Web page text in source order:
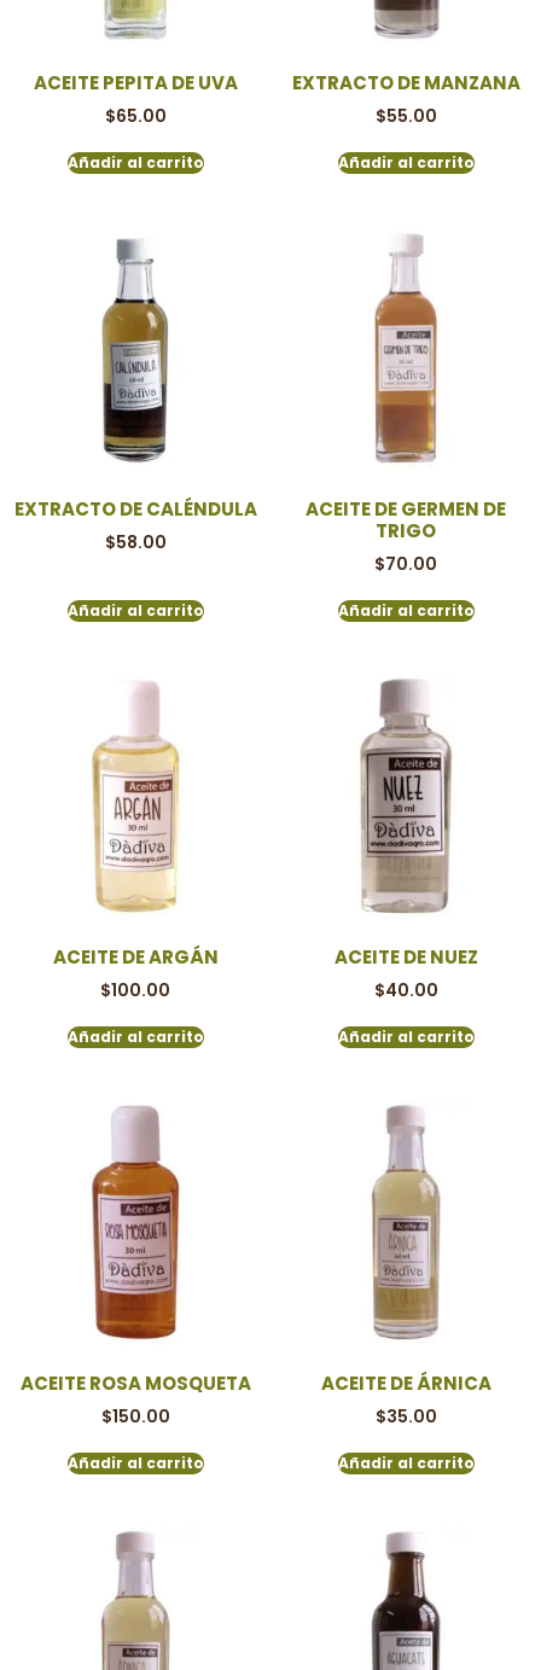
ACEITE PEPITA DE UVA
$65.00
Añadir al carrito
EXTRACTO DE MANZANA
$55.00
Añadir al carrito
EXTRACTO DE CALÉNDULA
$58.00
Añadir al carrito
ACEITE DE GERMEN DE
TRIGO
$70.00
Añadir al carrito
ACEITE DE ARGÁN
$100.00
Añadir al carrito
ACEITE DE NUEZ
$40.00
Añadir al carrito
ACEITE ROSA MOSQUETA
$150.00
Añadir al carrito
ACEITE DE ÁRNICA
$35.00
Añadir al carrito